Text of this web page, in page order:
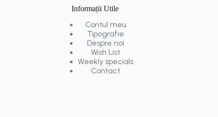
Informații Utile
Contul meu
Tipografie
Despre noi
Wish List
Weekly specials
Contact